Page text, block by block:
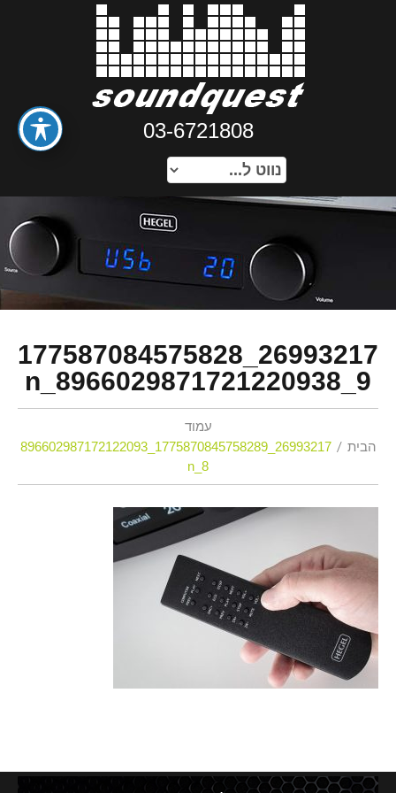
03-6721808
26993217_177587084575828
9_8966029871721220938_n
עמוד
הבית
26993217_1775870845758289_896602987172122093
8_n